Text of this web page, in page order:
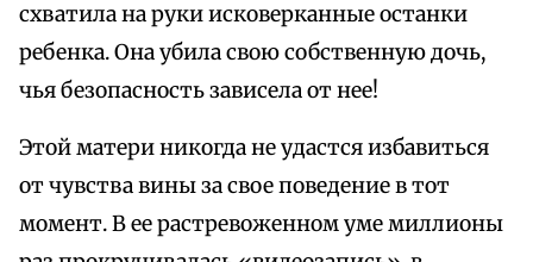
схватила на руки исковерканные останки
ребенка. Она убила свою собственную дочь,
чья безопасность зависела от нее!
Этой матери никогда не удастся избавиться
от чувства вины за свое поведение в тот
момент. В ее растревоженном уме миллионы